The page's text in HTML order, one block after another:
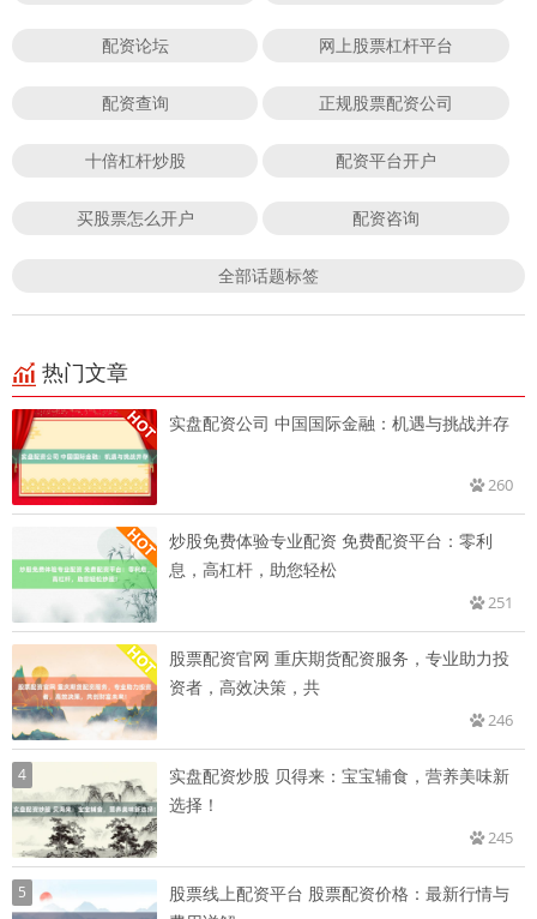
配资论坛 网上股票杠杆平台
配资查询 正规股票配资公司
十倍杠杆炒股 配资平台开户
买股票怎么开户 配资咨询
全部话题标签
热门文章
实盘配资公司 中国国际金融：机遇与挑战并存
260
炒股免费体验专业配资 免费配资平台：零利
息，高杠杆，助您轻松
251
股票配资官网 重庆期货配资服务，专业助力投
资者，高效决策，共
246
4
实盘配资炒股 贝得来：宝宝辅食，营养美味新
选择！
245
5
股票线上配资平台 股票配资价格：最新行情与